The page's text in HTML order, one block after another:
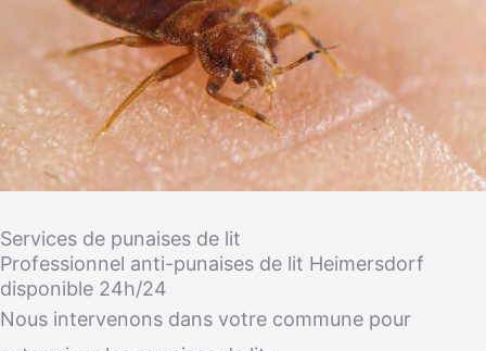
Services de punaises de lit
Professionnel anti-punaises de lit Heimersdorf
disponible 24h/24
Nous intervenons dans votre commune pour